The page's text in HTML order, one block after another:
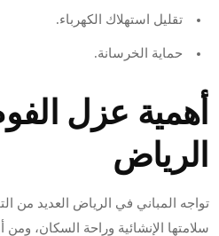
تقليل استهلاك الكهرباء.
حماية الخرسانة.
أهمية عزل
الرياض
تواجه المباني في الرياض العديد من
سلامتها الإنشائية وراحة السكان، ومن